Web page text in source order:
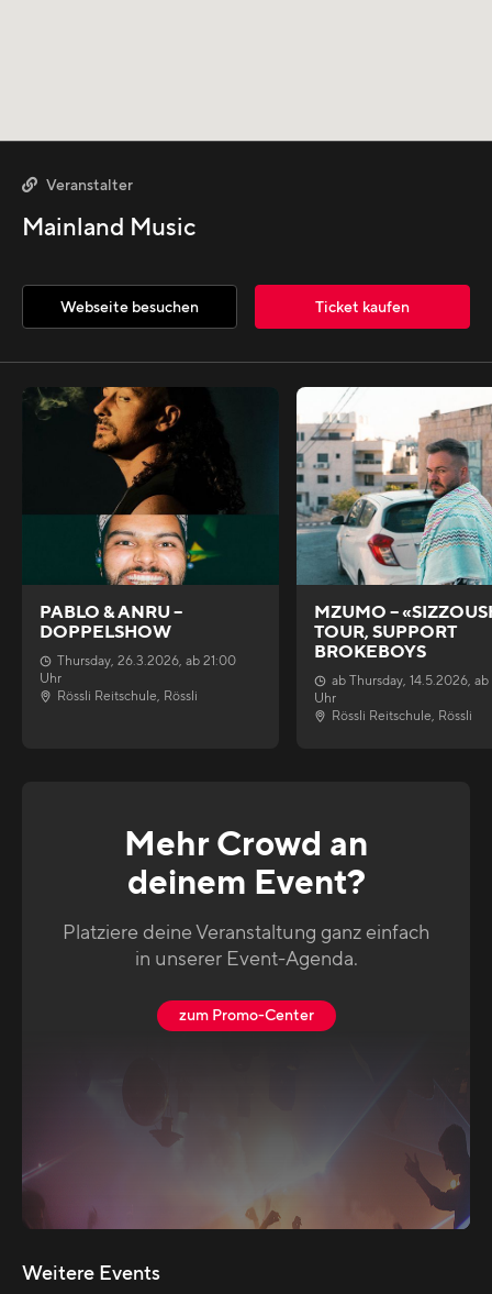
 Veranstalter
Mainland Music
Webseite besuchen Ticket kaufen
PABLO & ANRU –
DOPPELSHOW
Thursday, 26.3.2026, ab 21:00
Uhr
Rössli Reitschule, Rössli
MZUMO –
TOUR, SUPPORT
BROKEBOYS
ab Thursday, 14.5.2026, ab
Uhr
Rössli Reitschule, Rössli
Mehr Crowd an
deinem Event?
Platziere deine Veranstaltung ganz einfach
in unserer Event-Agenda.
zum Promo-Center
Weitere Events